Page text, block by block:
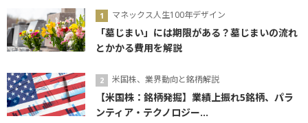
マネックス人生100年デザイン
「墓じまい」には期限がある？墓じまいの流れ
とかかる費用を解説
米国株、業界動向と銘柄解説
【米国株：銘柄発掘】業績上振れ5銘柄、パラ
ンティア・テクノロジー...